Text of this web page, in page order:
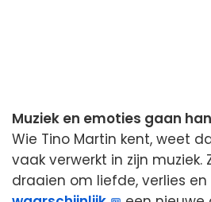
Muziek en emoties gaan
Wie Tino Martin kent, weet
vaak verwerkt in zijn muziek.
draaien om liefde, verlies en